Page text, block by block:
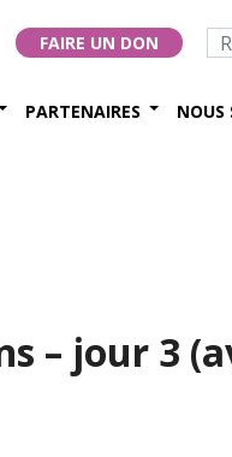
FAIRE UN DON
PARTENAIRES NOUS
– jour 3